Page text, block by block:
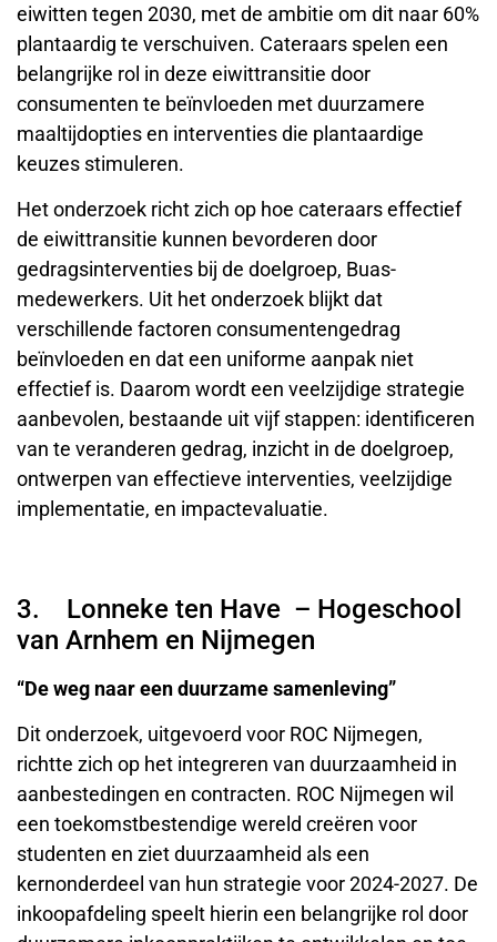
eiwitten tegen 2030, met de ambitie om dit naar 60%
plantaardig te verschuiven. Cateraars spelen een
belangrijke rol in deze eiwittransitie door
consumenten te beïnvloeden met duurzamere
maaltijdopties en interventies die plantaardige
keuzes stimuleren.
Het onderzoek richt zich op hoe cateraars effectief
de eiwittransitie kunnen bevorderen door
gedragsinterventies bij de doelgroep, Buas-
medewerkers. Uit het onderzoek blijkt dat
verschillende factoren consumentengedrag
beïnvloeden en dat een uniforme aanpak niet
effectief is. Daarom wordt een veelzijdige strategie
aanbevolen, bestaande uit vijf stappen: identificeren
van te veranderen gedrag, inzicht in de doelgroep,
ontwerpen van effectieve interventies, veelzijdige
implementatie, en impactevaluatie.
3. Lonneke ten Have – Hogeschool
van Arnhem en Nijmegen
“De weg naar een duurzame samenleving”
Dit onderzoek, uitgevoerd voor ROC Nijmegen,
richtte zich op het integreren van duurzaamheid in
aanbestedingen en contracten. ROC Nijmegen wil
een toekomstbestendige wereld creëren voor
studenten en ziet duurzaamheid als een
kernonderdeel van hun strategie voor 2024-2027. De
inkoopafdeling speelt hierin een belangrijke rol door